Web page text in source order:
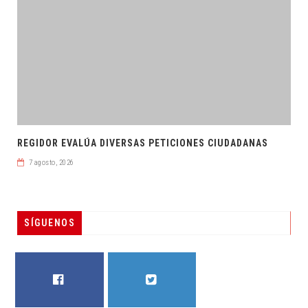
REGIDOR EVALÚA DIVERSAS PETICIONES CIUDADANAS
7 agosto, 2026
SÍGUENOS